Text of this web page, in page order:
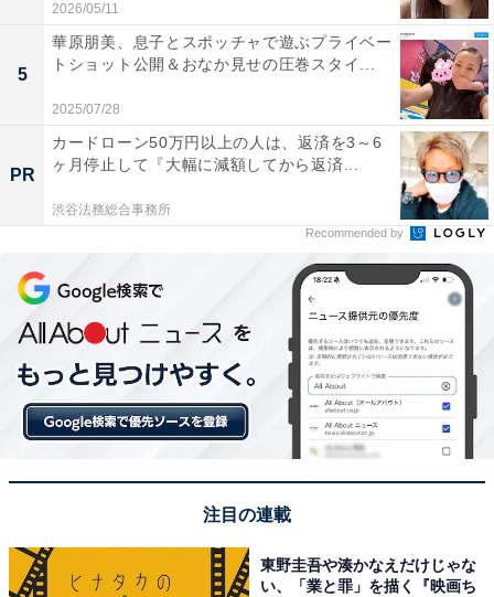
2026/05/11
5
華原朋美、息子とスポッチャで遊ぶプライベー
トショット公開＆おなか見せの圧巻スタイ...
2025/07/28
PR
カードローン50万円以上の人は、返済を3～6
ヶ月停止して『大幅に減額してから返済...
渋谷法務総合事務所
Recommended by
注目の連載
東野圭吾や湊かなえだけじゃな
い、「業と罪」を描く『映画ち